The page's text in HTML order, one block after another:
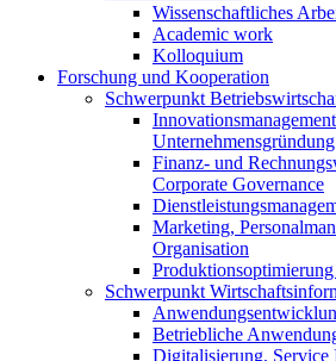
Wissenschaftliches
Academic work
Kolloquium
Forschung und Kooperation
Schwerpunkt
Unternehmensgründung
Finanz- und
Corporate Governance
Marketing,
Organisation
Schwerpunkt
Betriebliche
Digitalisierung, Service